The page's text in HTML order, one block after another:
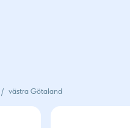
/ västra Götaland